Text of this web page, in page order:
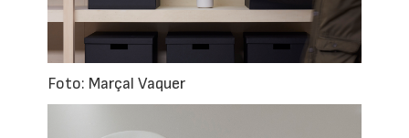
Foto: Marçal Vaquer